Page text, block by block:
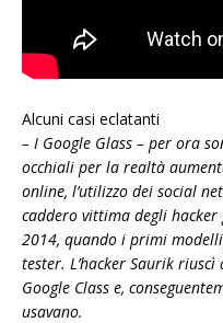
Alcuni casi eclatanti
– I Google Glass – per ora
occhiali per la realtà
online, l’utilizzo dei social
caddero vittima degli
2014, quando i primi
tester. L’hacker Saurik riuscì
Google Class e,
usavano.